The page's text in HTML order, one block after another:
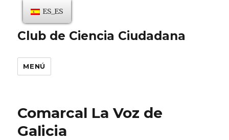
Club de Ciencia Ciudadana
MENÚ
Comarcal La Voz de
Galicia
ES_ES